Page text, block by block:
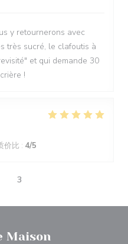
y retournerons avec
très sucré, le clafoutis à
et qui demande 30
!
价比 : 4/5
3
Maison